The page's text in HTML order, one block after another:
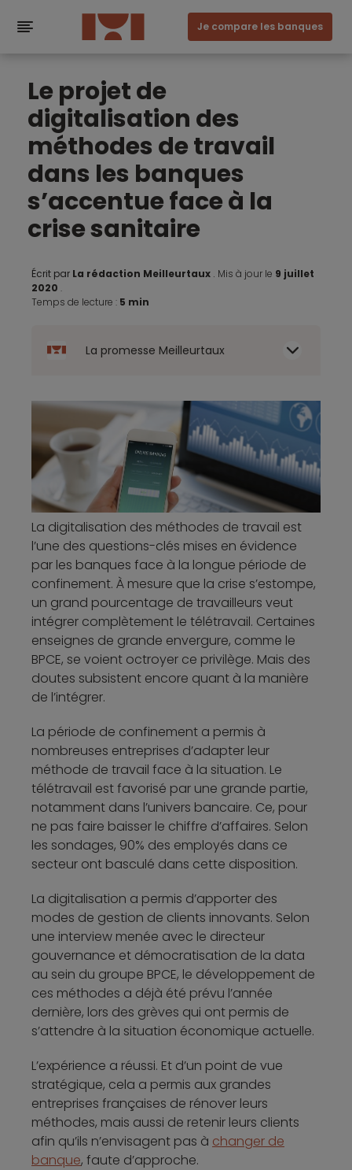
Je compare les banques
Le projet de
digitalisation des
méthodes de travail
dans les banques
s’accentue face à la
crise sanitaire
Écrit par La rédaction Meilleurtaux . Mis à jour le 9 juillet
2020 .
Temps de lecture : 5 min
La promesse Meilleurtaux
La digitalisation des méthodes de travail est
l’une des questions-clés mises en évidence
par les banques face à la longue période de
confinement. À mesure que la crise s’estompe,
un grand pourcentage de travailleurs veut
intégrer complètement le télétravail. Certaines
enseignes de grande envergure, comme le
BPCE, se voient octroyer ce privilège. Mais des
doutes subsistent encore quant à la manière
de l’intégrer.
La période de confinement a permis à
nombreuses entreprises d’adapter leur
méthode de travail face à la situation. Le
télétravail est favorisé par une grande partie,
notamment dans l’univers bancaire. Ce, pour
ne pas faire baisser le chiffre d’affaires. Selon
les sondages, 90% des employés dans ce
secteur ont basculé dans cette disposition.
La digitalisation a permis d’apporter des
modes de gestion de clients innovants. Selon
une interview menée avec le directeur
gouvernance et démocratisation de la data
au sein du groupe BPCE, le développement de
ces méthodes a déjà été prévu l’année
dernière, lors des grèves qui ont permis de
s’attendre à la situation économique actuelle.
L’expérience a réussi. Et d’un point de vue
stratégique, cela a permis aux grandes
entreprises françaises de rénover leurs
méthodes, mais aussi de retenir leurs clients
afin qu’ils n’envisagent pas à changer de
banque, faute d’approche.